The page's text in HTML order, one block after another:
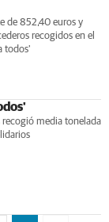
de 852,40 euros y
recogidos en el
todos'
recogió media tonelada